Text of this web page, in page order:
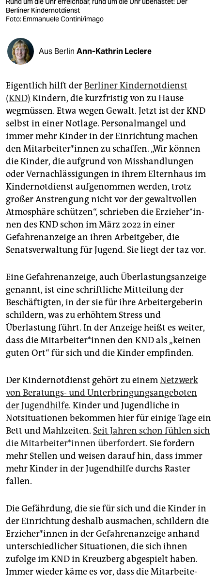
verlag
shop
fragen & hilfe
unterstützen
abo
genossenschaft
epaper login
Berliner Kindernotdienst
Foto: Emmanuele Contini/imago
Aus Berlin Ann-Kathrin Leclere
Eigentlich hilft derBerliner Kindernotdienst
(KND) Kindern, die kurzfristig von zu Hause
wegmüssen. Etwa wegen Gewalt. Jetzt ist der KND
selbst in einer Notlage. Personalmangel und
immer mehr Kinder in der Einrichtung machen
den Mit­ar­bei­te­r*in­nen zu schaffen. „Wir können
die Kinder, die aufgrund von Misshandlungen
oder Vernachlässigungen in ihrem Elternhaus im
Kindernotdienst aufgenommen werden, trotz
großer Anstrengung nicht vor der gewaltvollen
Atmosphäre schützen“, schrieben die Er­zie­he­r*in­
nen des KND schon im März 2022 in einer
Gefahrenanzeige an ihren Arbeitgeber, die
Senatsverwaltung für Jugend. Sie liegt der taz vor.
Eine Gefahrenanzeige, auch Überlastungsanzeige
genannt, ist eine schriftliche Mitteilung der
Beschäftigten, in der sie für ihre Arbeitergeberin
schildern, was zu erhöhtem Stress und
Überlastung führt. In der Anzeige heißt es weiter,
dass die Mit­ar­bei­te­r*in­nen den KND als „keinen
guten Ort“ für sich und die Kinder empfinden.
Der Kindernotdienst gehört zu einemNetzwerk
von Beratungs- und Unterbringungsangeboten
der Jugendhilfe. Kinder und Jugendliche in
Notsituationen bekommen hier für einige Tage ein
Bett und Mahlzeiten. Seit Jahren schon fühlen sich
die Mit­ar­bei­te­r*in­nen überfordert. Sie fordern
mehr Stellen und weisen darauf hin, dass immer
mehr Kinder in der Jugendhilfe durchs Raster
fallen.
Die Gefährdung, die sie für sich und die Kinder in
der Einrichtung deshalb ausmachen, schildern die
Er­zie­he­r*in­nen in der Gefahrenanzeige anhand
unterschiedlicher Situationen, die sich ihnen
zufolge im KND in Kreuzberg abgespielt haben.
Immer wieder käme es vor, dass die Mit­ar­bei­te­